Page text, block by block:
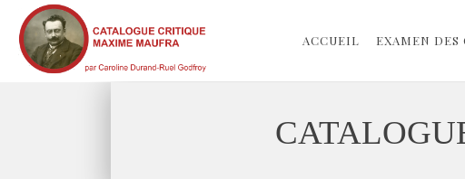
ACCUEIL EXAMEN DES